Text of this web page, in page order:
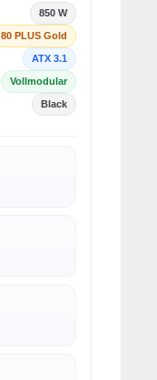
850 W
80 PLUS Gold
ATX 3.1
Vollmodular
Black